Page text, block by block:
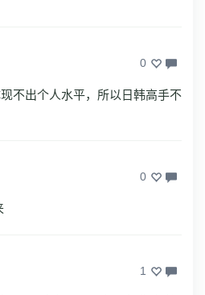
0
不出个人水平，所以日韩高手不
0
1